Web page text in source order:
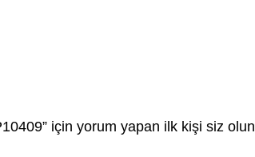
için yorum yapan ilk kişi siz olun